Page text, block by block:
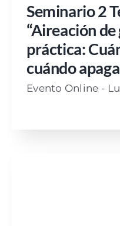
Seminario 2
“Aireación
práctica:
cuándo
Evento Online -